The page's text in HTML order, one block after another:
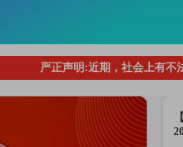
:近期，社会上有不法份子冒用“北